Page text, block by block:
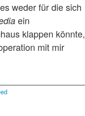
weder für die sich
ein
klappen könnte,
mit mir